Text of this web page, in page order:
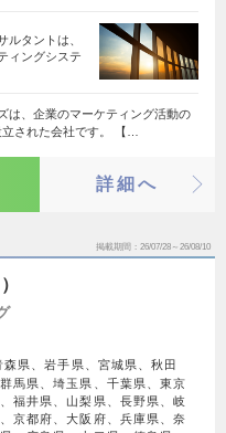
ルタントは、
ィングシステ
は、企業のマーケティング活動の
された会社です。 【…
詳細へ
掲載期間 26/07/28～26/08/10
森県、岩手県、宮城県、秋田
馬県、埼玉県、千葉県、東京
福井県、山梨県、長野県、岐
京都府、大阪府、兵庫県、奈